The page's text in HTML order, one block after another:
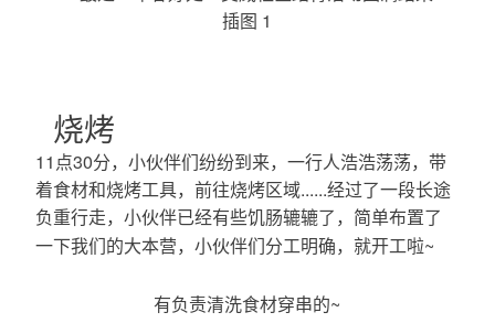
烧烤
11点30分，小伙伴们纷纷到来，一行人浩浩荡荡，带
着食材和烧烤工具，前往烧烤区域......经过了一段长途
负重行走，小伙伴已经有些饥肠辘辘了，简单布置了
一下我们的大本营，小伙伴们分工明确，就开工啦~
有负责清洗食材穿串的~